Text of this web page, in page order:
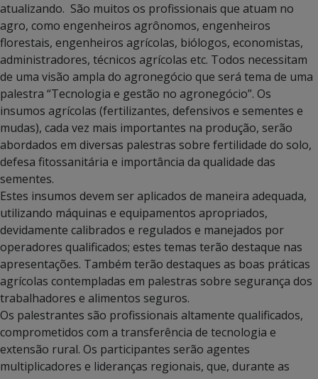
atualizando. São muitos os profissionais que atuam no
agro, como engenheiros agrônomos, engenheiros
florestais, engenheiros agrícolas, biólogos, economistas,
administradores, técnicos agrícolas etc. Todos necessitam
de uma visão ampla do agronegócio que será tema de uma
palestra “Tecnologia e gestão no agronegócio”. Os
insumos agrícolas (fertilizantes, defensivos e sementes e
mudas), cada vez mais importantes na produção, serão
abordados em diversas palestras sobre fertilidade do solo,
defesa fitossanitária e importância da qualidade das
sementes.
Estes insumos devem ser aplicados de maneira adequada,
utilizando máquinas e equipamentos apropriados,
devidamente calibrados e regulados e manejados por
operadores qualificados; estes temas terão destaque nas
apresentações. Também terão destaques as boas práticas
agrícolas contempladas em palestras sobre segurança dos
trabalhadores e alimentos seguros.
Os palestrantes são profissionais altamente qualificados,
comprometidos com a transferência de tecnologia e
extensão rural. Os participantes serão agentes
multiplicadores e lideranças regionais, que, durante as